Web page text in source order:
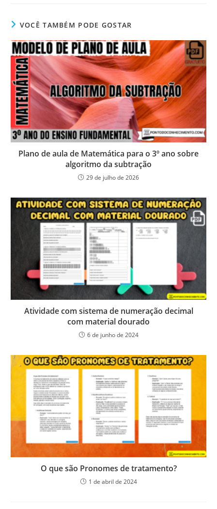
VOCÊ TAMBÉM PODE GOSTAR
Plano de aula de Matemática para o 3º ano sobre
algoritmo da subtração
29 de julho de 2026
Atividade com sistema de numeração decimal
com material dourado
6 de junho de 2024
O que são Pronomes de tratamento?
1 de abril de 2024